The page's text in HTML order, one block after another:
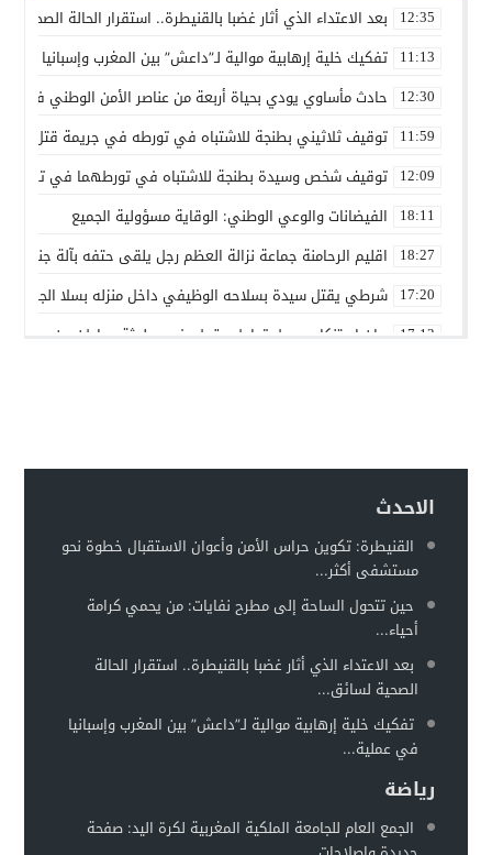
12:35 بعد الاعتداء الذي أثار غضبا بالقنيطرة.. استقرار الحالة
11:13 تفكيك خلية إرهابية موالية لـ”داعش” بين المغرب وإسبانيا في
12:30 حادث مأساوي يودي بحياة أربعة من عناصر الأمن الوطني في
11:59 توقيف ثلاثيني بطنجة للاشتباه في تورطه في جريمة قتل
12:09 توقيف شخص وسيدة بطنجة للاشتباه في تورطهما في تزوير
18:11 الفيضانات والوعي الوطني: الوقاية مسؤولية الجميع
18:27 اقليم الرحامنة جماعة نزالة العظم رجل يلقى حتفه بآلة جني
17:20 شرطي يقتل سيدة بسلاحه الوظيفي داخل منزله بسلا الجديدة
17:13 بيان استنكاري حول تداول مقطع فيديو لجثة مواطن من
هيئة الدفاع تثير حيثية التقادم لإسقاط تهمة النصب عن محمد
سيارة مجهولة تثير استنفارًا أمنيًا بحي الفوركي تابريكت – سلا
12:31 الغموض يلف حريقا في مركز صحي
الاحدث
القنيطرة: تكوين حراس الأمن وأعوان الاستقبال خطوة نحو
مستشفى أكثر...
حين تتحول الساحة إلى مطرح نفايات: من يحمي كرامة
أحياء...
بعد الاعتداء الذي أثار غضبا بالقنيطرة.. استقرار الحالة
الصحية لسائق...
تفكيك خلية إرهابية موالية لـ”داعش” بين المغرب وإسبانيا
في عملية...
رياضة
الجمع العام للجامعة الملكية المغربية لكرة اليد: صفحة